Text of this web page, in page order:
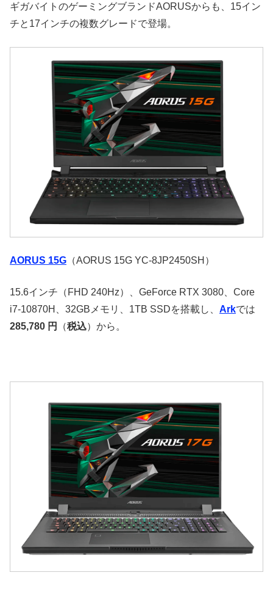
ギガバイトのゲーミングブランドAORUSからも、15イン
チと17インチの複数グレードで登場。
AORUS 15G （AORUS 15G YC-8JP2450SH）
15.6インチ（FHD 240Hz）、GeForce RTX 3080、Core
i7-10870H、32GBメモリ、1TB SSDを搭載し、 Arkでは
285,780 円
（税込）から。